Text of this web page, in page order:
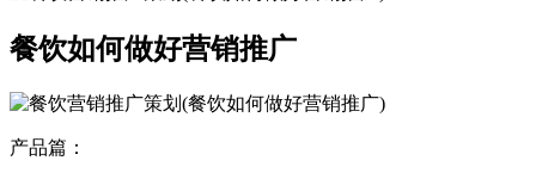
餐饮如何做好营销推广
产品篇：